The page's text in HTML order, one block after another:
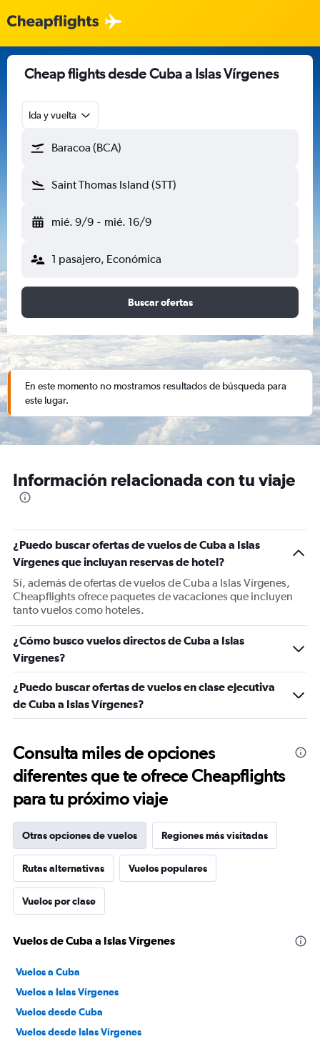
Cheap flights desde Cuba a Islas Vírgenes
Ida y vuelta
Baracoa (BCA)
Saint Thomas Island (STT)
mié. 9/9 - mié. 16/9
1 pasajero, Económica
Buscar ofertas
En este momento no mostramos resultados de búsqueda para
este lugar.
Información relacionada con tu viaje
¿Puedo buscar ofertas de vuelos de Cuba a Islas
Vírgenes que incluyan reservas de hotel?
Sí, además de ofertas de vuelos de Cuba a Islas Vírgenes,
Cheapflights ofrece paquetes de vacaciones que incluyen
tanto vuelos como hoteles.
¿Cómo busco vuelos directos de Cuba a Islas
Vírgenes?
¿Puedo buscar ofertas de vuelos en clase ejecutiva
de Cuba a Islas Vírgenes?
Consulta miles de opciones
diferentes que te ofrece Cheapflights
para tu próximo viaje
Otras opciones de vuelos Regiones más visitadas
Rutas alternativas Vuelos populares
Vuelos por clase
Vuelos de Cuba a Islas Vírgenes
Vuelos a Cuba
Vuelos a Islas Vírgenes
Vuelos desde Cuba
Vuelos desde Islas Vírgenes